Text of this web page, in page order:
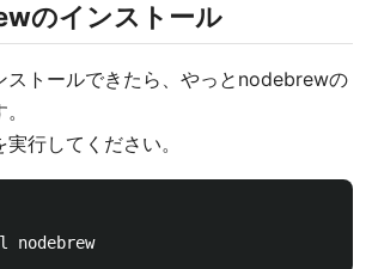
のインストール
トールできたら、やっとnodebrewの
行してください。